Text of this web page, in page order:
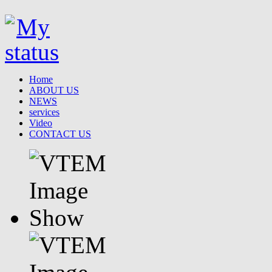
Home
ABOUT US
NEWS
services
Video
CONTACT US